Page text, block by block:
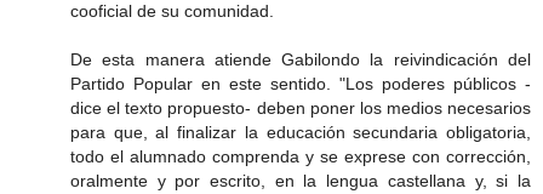
cooficial de su comunidad.
De esta manera atiende Gabilondo la reivindicación del
Partido Popular en este sentido. "Los poderes públicos -
dice el texto propuesto- deben poner los medios necesarios
para que, al finalizar la educación secundaria obligatoria,
todo el alumnado comprenda y se exprese con corrección,
oralmente y por escrito, en la lengua castellana y, si la